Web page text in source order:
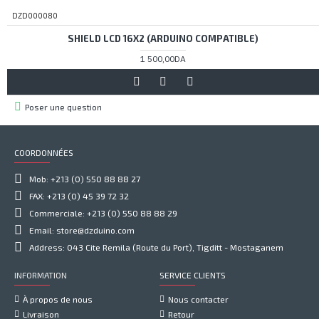
DZD000080
SHIELD LCD 16X2 (ARDUINO COMPATIBLE)
1 500,00DA
Poser une question
COORDONNÉES
Mob: +213 (0) 550 88 88 27
FAX: +213 (0) 45 39 72 32
Commerciale: +213 (0) 550 88 88 29
Email: store@dzduino.com
Address: 043 Cite Remila (Route du Port), Tigditt - Mostaganem
INFORMATION
À propos de nous
Livraison
SERVICE CLIENTS
Nous contacter
Retour